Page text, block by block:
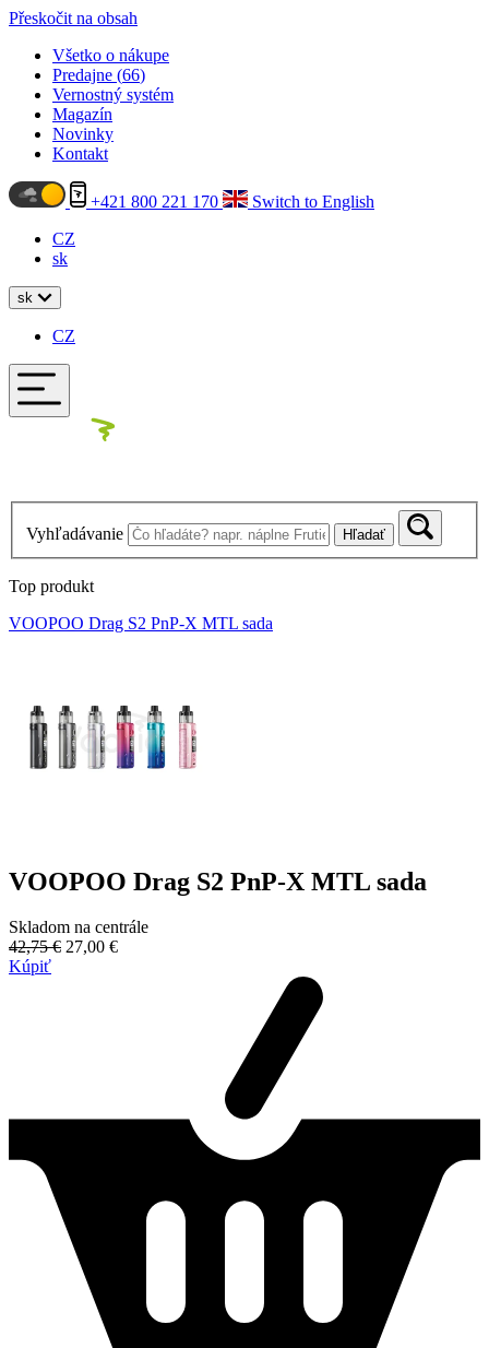
Přeskočit na obsah
Všetko o nákupe
Predajne (66)
Vernostný systém
Magazín
Novinky
Kontakt
+421 800 221 170
Switch to English
CZ
sk
sk
CZ
Vyhľadávanie Hľadať
Top produkt
VOOPOO Drag S2 PnP-X MTL sada
VOOPOO Drag S2 PnP-X MTL sada
Skladom na centrále
42,75 € 27,00 €
Kúpiť